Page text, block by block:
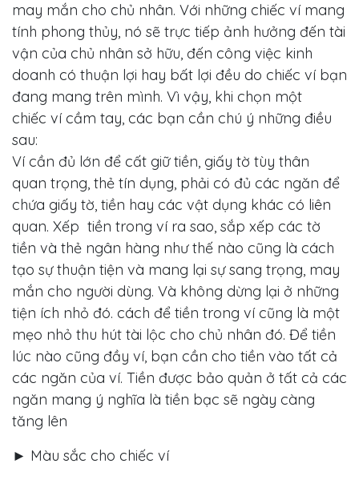
Trang
Chủ
Giới
Thiệu
may mắn cho chủ nhân. Với những chiếc ví mang
tính phong thủy, nó sẽ trực tiếp ảnh hưởng đến tài
vận của chủ nhân sở hữu, đến công việc kinh
doanh có thuận lợi hay bất lợi đều do chiếc ví bạn
đang mang trên mình. Vì vậy, khi chọn một
chiếc ví cầm tay, các bạn cần chú ý những điều
sau:
Ví cần đủ lớn để cất giữ tiền, giấy tờ tùy thân
quan trọng, thẻ tín dụng, phải có đủ các ngăn để
chứa giấy tờ, tiền hay các vật dụng khác có liên
quan. Xếp tiền trong ví ra sao, sắp xếp các tờ
tiền và thẻ ngân hàng như thế nào cũng là cách
tạo sự thuận tiện và mang lại sự sang trọng, may
mắn cho người dùng. Và không dừng lại ở những
tiện ích nhỏ đó. cách để tiền trong ví cũng là một
mẹo nhỏ thu hút tài lộc cho chủ nhân đó. Để tiền
lúc nào cũng đầy ví, bạn cần cho tiền vào tất cả
các ngăn của ví. Tiền được bảo quản ở tất cả các
ngăn mang ý nghĩa là tiền bạc sẽ ngày càng
tăng lên
► Màu sắc cho chiếc ví